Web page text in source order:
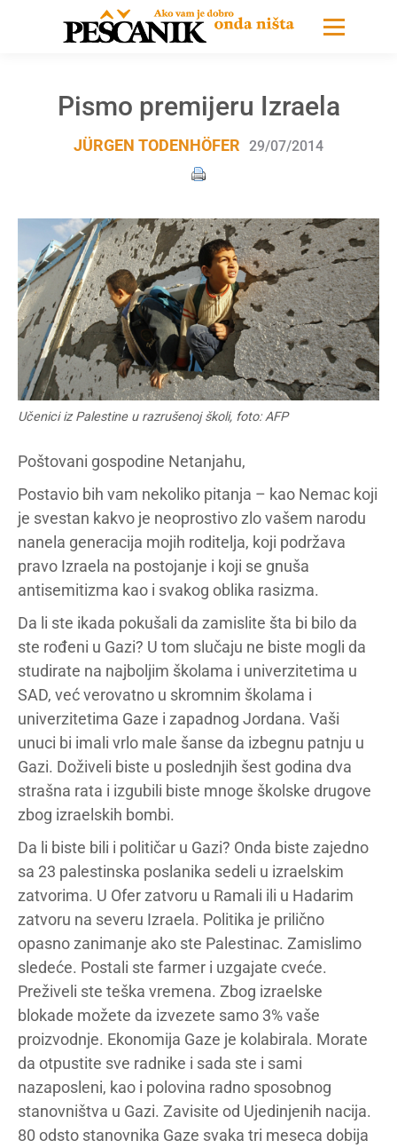
Pismo premijeru Izraela
JÜRGEN TODENHÖFER 29/07/2014
Učenici iz Palestine u razrušenoj školi, foto: AFP
Poštovani gospodine Netanjahu,
Postavio bih vam nekoliko pitanja – kao Nemac koji
je svestan kakvo je neoprostivo zlo vašem narodu
nanela generacija mojih roditelja, koji podržava
pravo Izraela na postojanje i koji se gnuša
antisemitizma kao i svakog oblika rasizma.
Da li ste ikada pokušali da zamislite šta bi bilo da
ste rođeni u Gazi? U tom slučaju ne biste mogli da
studirate na najboljim školama i univerzitetima u
SAD, već verovatno u skromnim školama i
univerzitetima Gaze i zapadnog Jordana. Vaši
unuci bi imali vrlo male šanse da izbegnu patnju u
Gazi. Doživeli biste u poslednjih šest godina dva
strašna rata i izgubili biste mnoge školske drugove
zbog izraelskih bombi.
Da li biste bili i političar u Gazi? Onda biste zajedno
sa 23 palestinska poslanika sedeli u izraelskim
zatvorima. U Ofer zatvoru u Ramali ili u Hadarim
zatvoru na severu Izraela. Politika je prilično
opasno zanimanje ako ste Palestinac. Zamislimo
sledeće. Postali ste farmer i uzgajate cveće.
Preživeli ste teška vremena. Zbog izraelske
blokade možete da izvezete samo 3% vaše
proizvodnje. Ekonomija Gaze je kolabirala. Morate
da otpustite sve radnike i sada ste i sami
nazaposleni, kao i polovina radno sposobnog
stanovništva u Gazi. Zavisite od Ujedinjenih nacija.
80 odsto stanovnika Gaze svaka tri meseca dobija